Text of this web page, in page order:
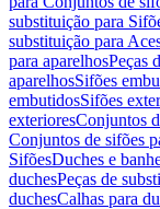
substituição para
substituição para
para aparelhosPeças
aparelhosSifões
embutidosSifões
exterioresConjuntos
Conjuntos de sifões
SifõesDuches e
duchesPeças de
duchesCalhas para